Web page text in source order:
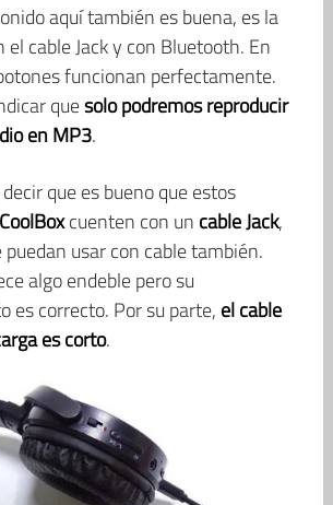
aquí también es buena, es la
el cable Jack y con Bluetooth. En
funcionan perfectamente.
quesolo podremos reproducir
en MP3.
que es bueno que estos
cuenten con un cable Jack,
puedan usar con cable también.
algo endeble pero su
es correcto. Por su parte, el cable
es corto.